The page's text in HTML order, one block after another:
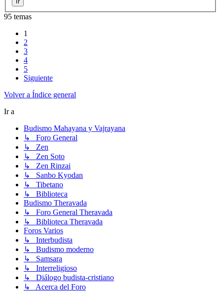
95 temas
1
2
3
4
5
Siguiente
Volver a Índice general
Ir a
Budismo Mahayana y Vajrayana
↳ Foro General
↳ Zen
↳ Zen Soto
↳ Zen Rinzai
↳ Sanbo Kyodan
↳ Tibetano
↳ Biblioteca
Budismo Theravada
↳ Foro General Theravada
↳ Biblioteca Theravada
Foros Varios
↳ Interbudista
↳ Budismo moderno
↳ Samsara
↳ Interreligioso
↳ Diálogo budista-cristiano
↳ Acerca del Foro